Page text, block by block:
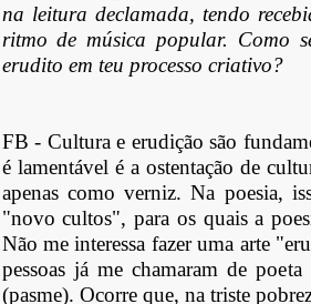
na leitura declamada, tendo
ritmo de música popular. Como
erudito em teu processo criativo?
FB - Cultura e erudição são
é lamentável é a ostentação de
apenas como verniz. Na poesia,
"novo cultos", para os quais a
Não me interessa fazer uma arte
pessoas já me chamaram de
(pasme). Ocorre que, na triste